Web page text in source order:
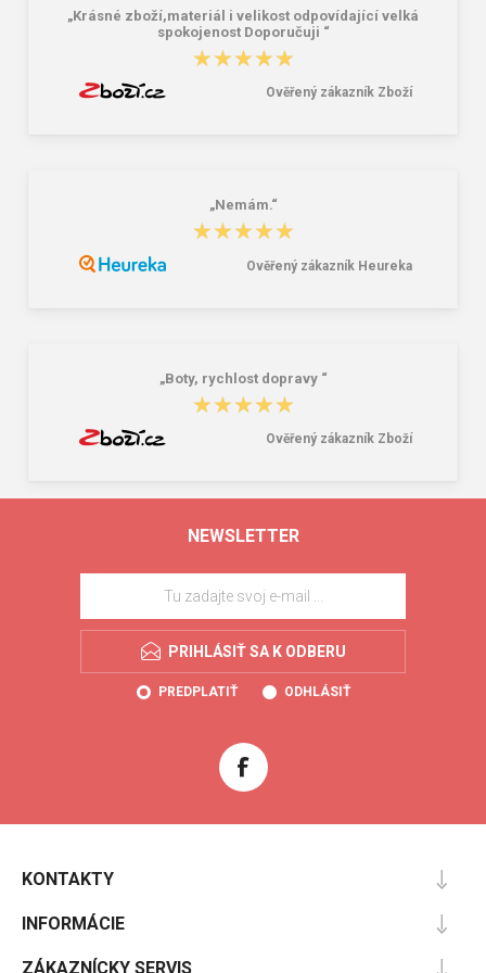
„Krásné zboží,materiál i velikost odpovídající velká
spokojenost Doporučuji “
★★★★★
★★★★★
Ověřený zákazník Zboží
„Nemám.“
★★★★★
★★★★★
Ověřený zákazník Heureka
„Boty, rychlost dopravy “
★★★★★
★★★★★
Ověřený zákazník Zboží
NEWSLETTER
PRIHLÁSIŤ SA K ODBERU
PREDPLATIŤ ODHLÁSIŤ
KONTAKTY
INFORMÁCIE
ZÁKAZNÍCKY SERVIS